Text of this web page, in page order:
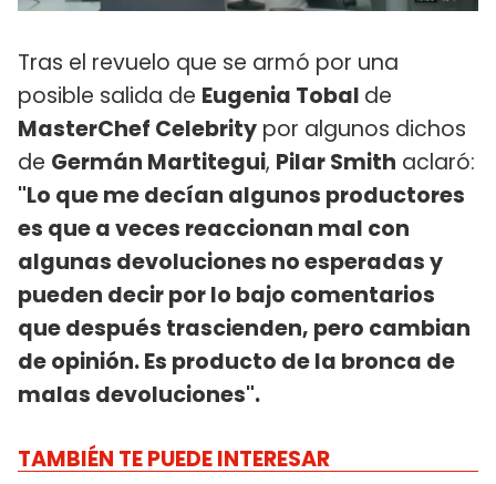
Tras el revuelo que se armó por una
posible salida de Eugenia Tobal de
MasterChef Celebrity por algunos dichos
de Germán Martitegui, Pilar Smith aclaró:
"Lo que me decían algunos productores
es que a veces reaccionan mal con
algunas devoluciones no esperadas y
pueden decir por lo bajo comentarios
que después trascienden, pero cambian
de opinión. Es producto de la bronca de
malas devoluciones".
TAMBIÉN TE PUEDE INTERESAR